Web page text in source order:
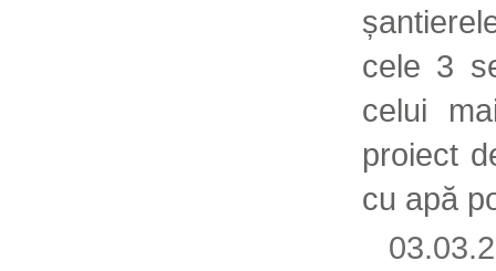
cele 3
celui
proiect
cu apă